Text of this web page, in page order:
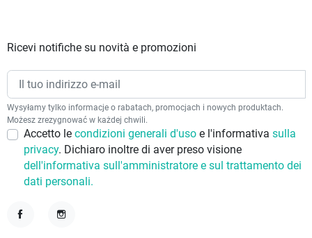
Ricevi notifiche su novità e promozioni
Wysyłamy tylko informacje o rabatach, promocjach i nowych produktach.
Możesz zrezygnować w każdej chwili.
Accetto le condizioni generali d'uso e l'informativa sulla
privacy. Dichiaro inoltre di aver preso visione
dell'informativa sull'amministratore e sul trattamento dei
dati personali.